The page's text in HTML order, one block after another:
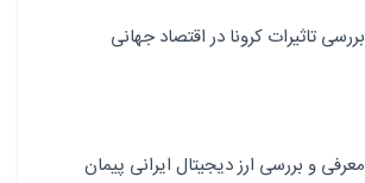
بررسی تاثیرات کرونا در اقتصاد جهانی
معرفی و بررسی ارز دیجیتال ایرانی پیمان